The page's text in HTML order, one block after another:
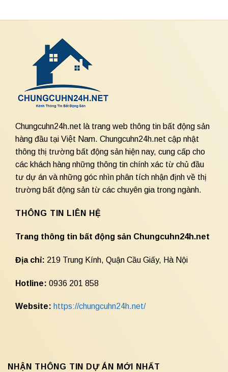
Chungcuhn24h.net là trang web thông tin bất động sản
hàng đầu tại Việt Nam. Chungcuhn24h.net cập nhật
thông thị trường bất động sản hiện nay, cung cấp cho
các khách hàng những thông tin chính xác từ chủ đầu
tư dự án và những góc nhìn phân tích nhận định về thị
trường bất động sản từ các chuyên gia trong ngành.
THÔNG TIN LIÊN HỆ
Trang thông tin bất động sản Chungcuhn24h.net
Địa chỉ: 219 Trung Kính, Quận Cầu Giấy, Hà Nội
Hotline: 0936 201 858
Website: https://chungcuhn24h.net/
NHẬN THÔNG TIN DỰ ÁN MỚI NHẤT